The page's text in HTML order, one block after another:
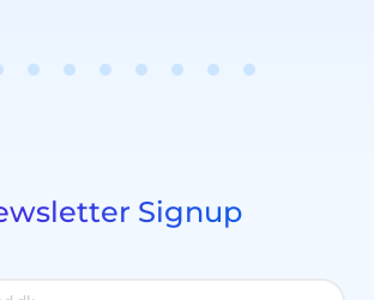
og samarbejde mellem
Signup